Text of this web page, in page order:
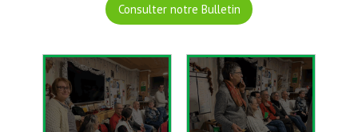
Consulter notre Bulletin